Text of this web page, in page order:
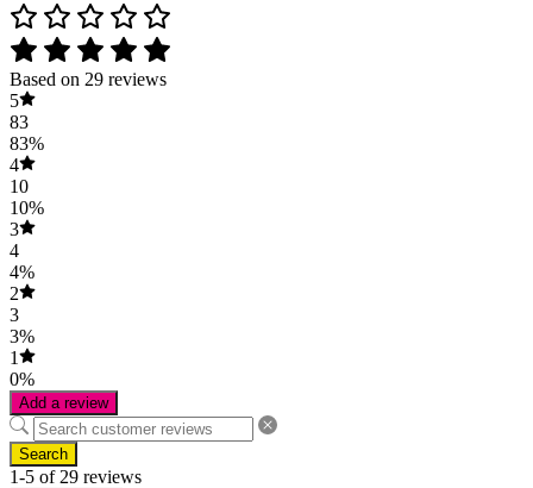
Based on 29 reviews
5
83
83%
4
10
10%
3
4
4%
2
3
3%
1
0%
Add a review
Search
1-5 of 29 reviews